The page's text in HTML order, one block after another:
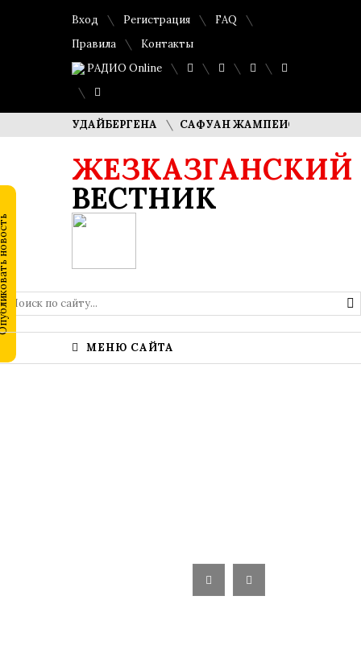
Вход Регистрация
FAQ
Правила
Контакты
РАДИО Online
КУДАЙБЕРГЕНА САФУАН ЖАМПЕИСОВ: «МЫ ХОТИМ
ЖЕЗКАЗГАНСКИЙ
ВЕСТНИК
МЕНЮ САЙТА